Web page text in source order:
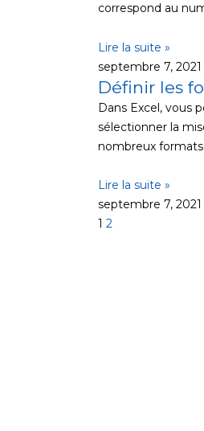
correspond au
Lire la suite »
septembre 7, 2021
Définir les
Dans Excel, vous
sélectionner la
nombreux formats
Lire la suite »
septembre 7, 2021
1 2